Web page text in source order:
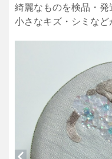
綺麗なものを検品・
小さなキズ・シミなど